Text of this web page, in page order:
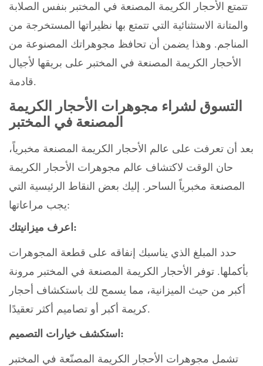
تتمتع الأحجار الكريمة المصنعة في المختبر بنفس الصلابة
والمتانة الاستثنائية التي تتمتع بها نظيراتها المستخرجة من
المناجم. وهذا يضمن أن تحافظ مجوهراتك المصنوعة من
الأحجار الكريمة المصنعة في المختبر على بريقها لأجيال
قادمة.
التسوق لشراء مجوهرات الأحجار الكريمة
المصنعة في المختبر
بعد أن تعرفت على عالم الأحجار الكريمة المصنعة مخبرياً،
حان الوقت لاكتشاف عالم مجوهرات الأحجار الكريمة
المصنعة مخبرياً الساحر. إليك بعض النقاط الرئيسية التي
يجب مراعاتها:
اعرف ميزانيتك:
حدد المبلغ الذي يناسبك إنفاقه على قطعة المجوهرات
بأكملها. توفر الأحجار الكريمة المصنعة في المختبر مرونة
أكبر من حيث الميزانية، مما يسمح لك باستكشاف أحجار
كريمة أكبر أو تصاميم أكثر تعقيدًا.
استكشف خيارات التصميم:
تشمل مجوهرات الأحجار الكريمة المصنّعة في المختبر